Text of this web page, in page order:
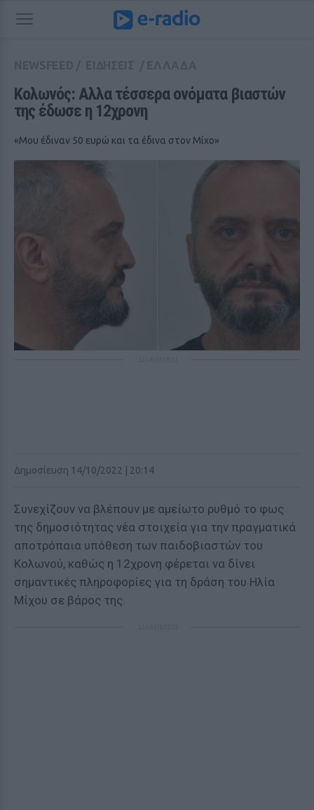
Κολωνός: Αλλα τέσσερα ονόματα βιαστών
της έδωσε η 12χρονη
«Μου έδιναν 50 ευρώ και τα έδινα στον Μίχο»
Δημοσίευση 14/10/2022 | 20:14
Συνεχίζουν να βλέπουν με αμείωτο ρυθμό το φως
της δημοσιότητας νέα στοιχεία για την πραγματικά
αποτρόπαια υπόθεση των παιδοβιαστών του
Κολωνού, καθώς η 12χρονη φέρεται να δίνει
σημαντικές πληροφορίες για τη δράση του Ηλία
Μίχου σε βάρος της.